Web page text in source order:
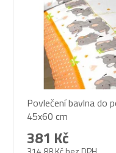
Povlečení bavlna do
45x60 cm
381 Kč